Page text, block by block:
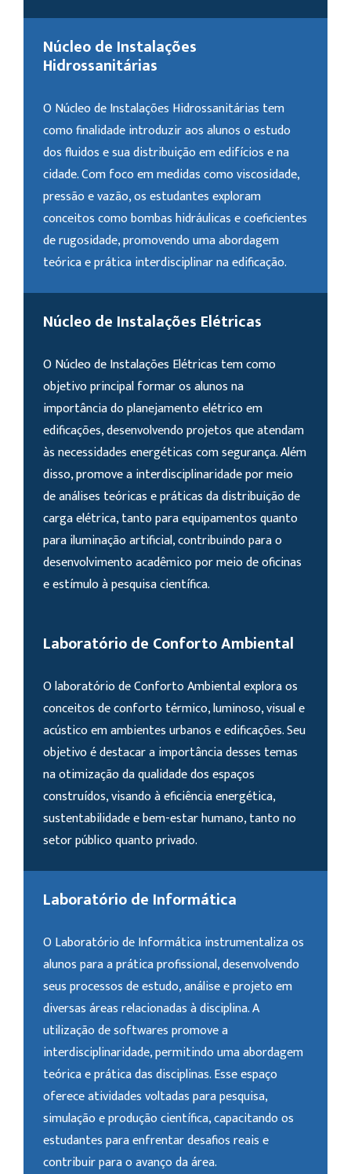
Núcleo de Instalações
Hidrossanitárias
O Núcleo de Instalações Hidrossanitárias tem
como finalidade introduzir aos alunos o estudo
dos fluidos e sua distribuição em edifícios e na
cidade. Com foco em medidas como viscosidade,
pressão e vazão, os estudantes exploram
conceitos como bombas hidráulicas e coeficientes
de rugosidade, promovendo uma abordagem
teórica e prática interdisciplinar na edificação.
Núcleo de Instalações Elétricas
O Núcleo de Instalações Elétricas tem como
objetivo principal formar os alunos na
importância do planejamento elétrico em
edificações, desenvolvendo projetos que atendam
às necessidades energéticas com segurança. Além
disso, promove a interdisciplinaridade por meio
de análises teóricas e práticas da distribuição de
carga elétrica, tanto para equipamentos quanto
para iluminação artificial, contribuindo para o
desenvolvimento acadêmico por meio de oficinas
e estímulo à pesquisa científica.
Laboratório de Conforto Ambiental
O laboratório de Conforto Ambiental explora os
conceitos de conforto térmico, luminoso, visual e
acústico em ambientes urbanos e edificações. Seu
objetivo é destacar a importância desses temas
na otimização da qualidade dos espaços
construídos, visando à eficiência energética,
sustentabilidade e bem-estar humano, tanto no
setor público quanto privado.
Laboratório de Informática
O Laboratório de Informática instrumentaliza os
alunos para a prática profissional, desenvolvendo
seus processos de estudo, análise e projeto em
diversas áreas relacionadas à disciplina. A
utilização de softwares promove a
interdisciplinaridade, permitindo uma abordagem
teórica e prática das disciplinas. Esse espaço
oferece atividades voltadas para pesquisa,
simulação e produção científica, capacitando os
estudantes para enfrentar desafios reais e
contribuir para o avanço da área.